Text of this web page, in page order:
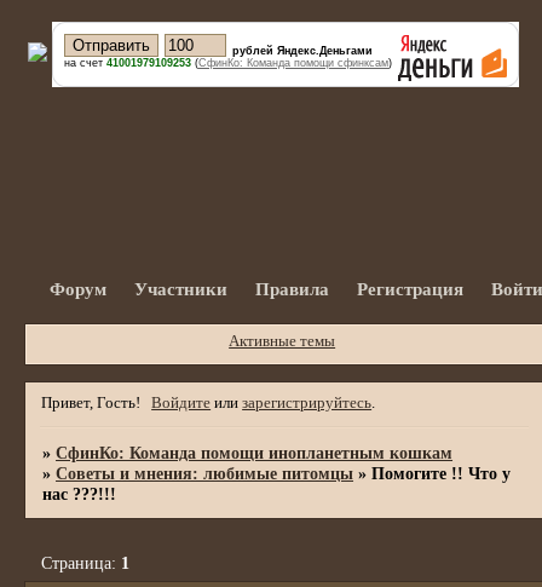
рублей Яндекс.Деньгами
на счет 41001979109253 (СфинКо: Команда помощи сфинксам)
Форум Участники Правила Регистрация
Активные темы
Привет, Гость! Войдите илизарегистрируйтесь.
»СфинКо: Команда помощи инопланетным кошкам
»Советы и мнения: любимые питомцы »Помогите !! Что у
нас ???!!!
Страница: 1